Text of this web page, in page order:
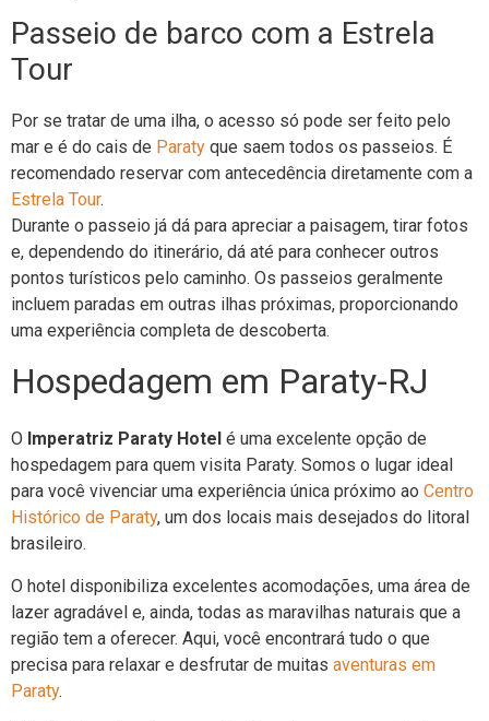
Passeio de barco com a Estrela
Tour
Por se tratar de uma ilha, o acesso só pode ser feito pelo
mar e é do cais de Paraty que saem todos os passeios. É
recomendado reservar com antecedência diretamente com a
Estrela Tour.
Durante o passeio já dá para apreciar a paisagem, tirar fotos
e, dependendo do itinerário, dá até para conhecer outros
pontos turísticos pelo caminho. Os passeios geralmente
incluem paradas em outras ilhas próximas, proporcionando
uma experiência completa de descoberta.
Hospedagem em Paraty-RJ
O Imperatriz Paraty Hotel é uma excelente opção de
hospedagem para quem visita Paraty. Somos o lugar ideal
para você vivenciar uma experiência única próximo ao Centro
Histórico de Paraty, um dos locais mais desejados do litoral
brasileiro.
O hotel disponibiliza excelentes acomodações, uma área de
lazer agradável e, ainda, todas as maravilhas naturais que a
região tem a oferecer. Aqui, você encontrará tudo o que
precisa para relaxar e desfrutar de muitas aventuras em
Paraty.